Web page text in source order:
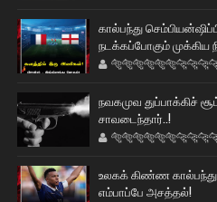
கால்பந்து
நடக்கப்போகும் முக்கிய
நவகமுவ துப்பாக்கிச்
சாவடைந்தார்..!
உலகக் கிண்ண கால்பந்து
எம்பாப்பே அசத்தல்!